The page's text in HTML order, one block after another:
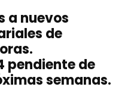
a nuevos
de
pendiente de
semanas.